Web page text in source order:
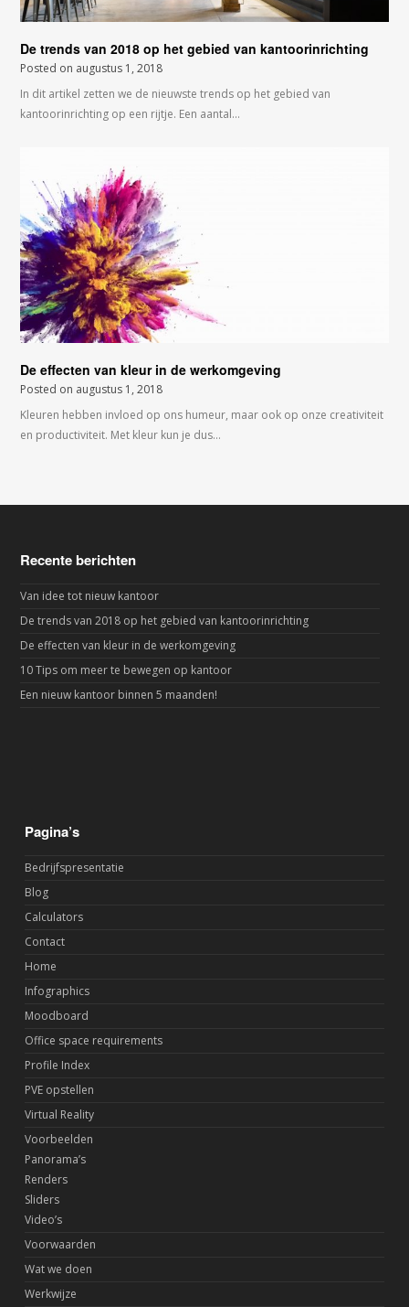
De trends van 2018 op het gebied van kantoorinrichting
Posted on augustus 1, 2018
In dit artikel zetten we de nieuwste trends op het gebied van
kantoorinrichting op een rijtje. Een aantal…
De effecten van kleur in de werkomgeving
Posted on augustus 1, 2018
Kleuren hebben invloed op ons humeur, maar ook op onze creativiteit
en productiviteit. Met kleur kun je dus…
Recente berichten
Van idee tot nieuw kantoor
De trends van 2018 op het gebied van kantoorinrichting
De effecten van kleur in de werkomgeving
10 Tips om meer te bewegen op kantoor
Een nieuw kantoor binnen 5 maanden!
Pagina’s
Bedrijfspresentatie
Blog
Calculators
Contact
Home
Infographics
Moodboard
Office space requirements
Profile Index
PVE opstellen
Virtual Reality
Voorbeelden
Panorama’s
Renders
Sliders
Video’s
Voorwaarden
Wat we doen
Werkwijze